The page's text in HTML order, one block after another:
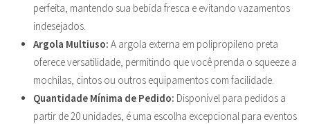
perfeita, mantendo sua bebida fresca e evitando vazamentos
indesejados.
Argola Multiuso: A argola externa em polipropileno preta
oferece versatilidade, permitindo que você prenda o squeeze a
mochilas, cintos ou outros equipamentos com facilidade.
Quantidade Mínima de Pedido: Disponível para pedidos a
partir de 20 unidades, é uma escolha excepcional para eventos